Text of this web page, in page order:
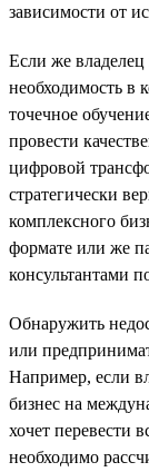
зависимости от
Если же
необходимость в
точечное
провести
цифровой
стратегически
комплексного
формате или же
консультантами
Обнаружить
или
Например, если
бизнес на
хочет перевести
необходимо